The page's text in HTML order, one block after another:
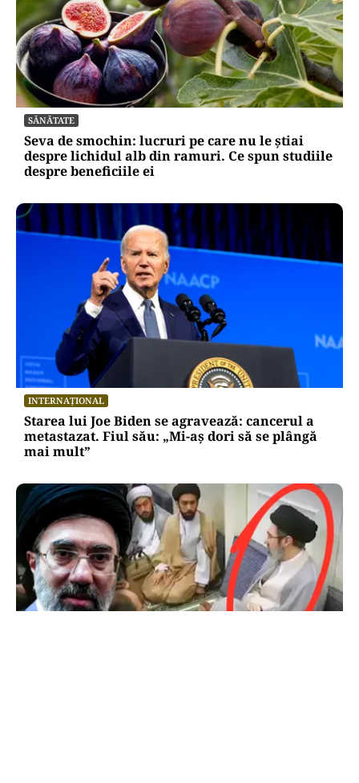
SĂNĂTATE
Seva de smochin: lucruri pe care nu le știai
despre lichidul alb din ramuri. Ce spun studiile
despre beneficiile ei
INTERNAȚIONAL
Starea lui Joe Biden se agravează: cancerul a
metastazat. Fiul său: „Mi-aș dori să se plângă
mai mult”